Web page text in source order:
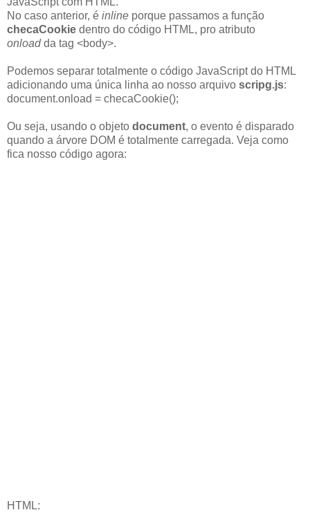
No caso anterior, é inline porque passamos a função
checaCookie dentro do código HTML, pro atributo
onloadda tag <body>.
Podemos separar totalmente o código JavaScript do HTML
adicionando uma única linha ao nosso arquivo scripg.js:
document.onload = checaCookie();
Ou seja, usando o objeto document, o evento é disparado
quando a árvore DOM é totalmente carregada. Veja como
fica nosso código agora:
HTML: